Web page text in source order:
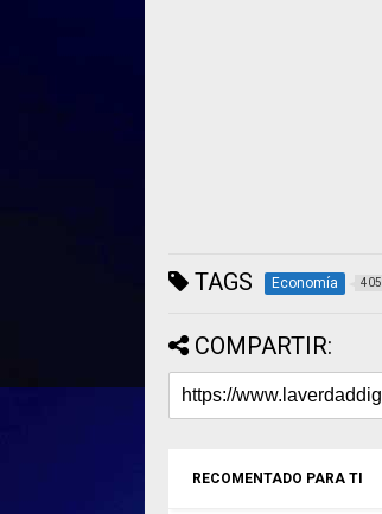
TAGS Economía 405
COMPARTIR:
RECOMENTADO PARA TI